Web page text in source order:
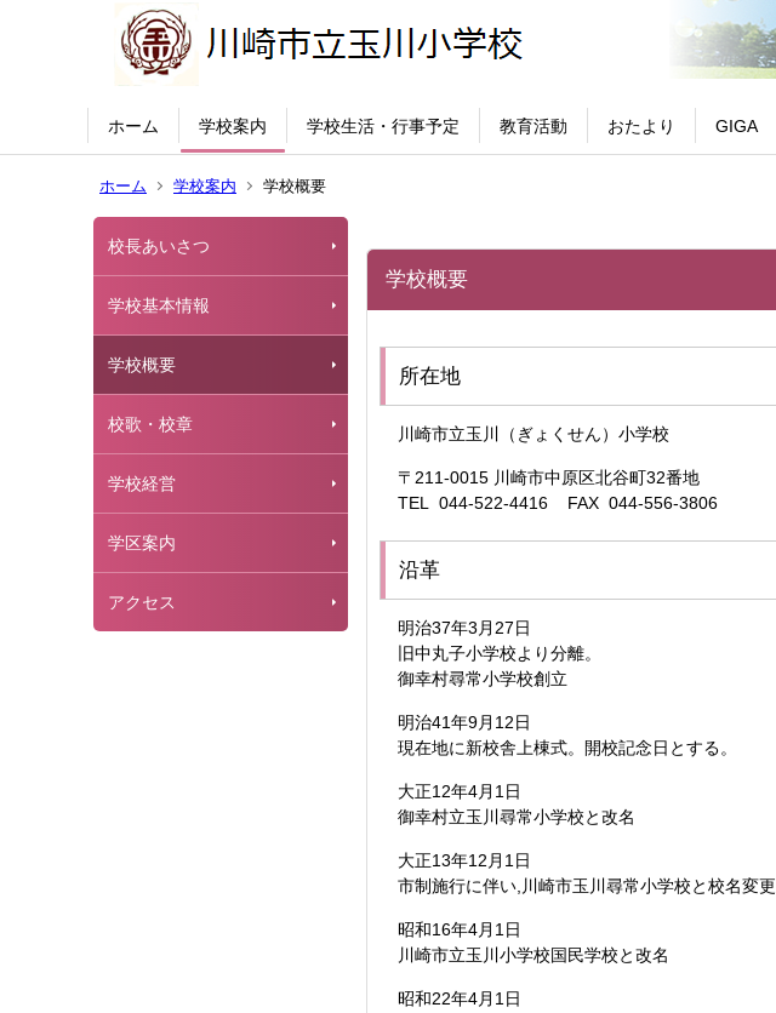
ホーム 学校案内 学校生活・行事予定 教育活動 おたより GIGA
ホーム 学校案内 学校概要
校長あいさつ
学校基本情報
学校概要
校歌・校章
学校経営
学区案内
アクセス
学校概要
所在地
川崎市立玉川（ぎょくせん）小学校
〒211-0015 川崎市中原区北谷町32番地
TEL 044-522-4416 FAX 044-556-3806
沿革
明治37年3月27日
旧中丸子小学校より分離。
御幸村尋常小学校創立
明治41年9月12日
現在地に新校舎上棟式。開校記念日とする。
大正12年4月1日
御幸村立玉川尋常小学校と改名
大正13年12月1日
市制施行に伴い,川崎市玉川尋常小学校と校名変更
昭和16年4月1日
川崎市立玉川小学校国民学校と改名
昭和22年4月1日